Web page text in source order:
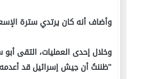
وأضاف أنه كان يرتدي سترة
وخلال إحدى العمليات، التقى أبو
"ظننتُ أن جيش إسرائيل قد